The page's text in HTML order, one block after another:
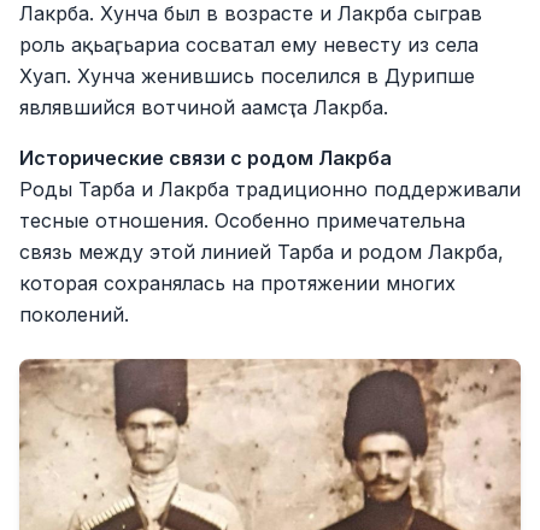
Лакрба. Хунча был в возрасте и Лакрба сыграв
роль ақьаӷьариа сосватал ему невесту из села
Хуап. Хунча женившись поселился в Дурипше
являвшийся вотчиной аамсҭа Лакрба.
Исторические связи с родом Лакрба
Роды Тарба и Лакрба традиционно поддерживали
тесные отношения. Особенно примечательна
связь между этой линией Тарба и родом Лакрба,
которая сохранялась на протяжении многих
поколений.